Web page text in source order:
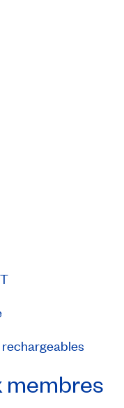
membres